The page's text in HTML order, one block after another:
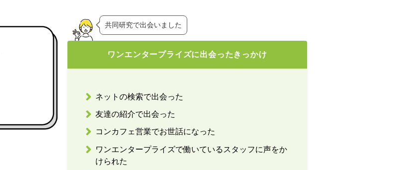
共同研究で出会いました
ワンエンタープライズに出会ったきっかけ
ネットの検索で出会った
友達の紹介で出会った
コンカフェ営業でお世話になった
ワンエンタープライズで働いているスタッフに声をか
けられた